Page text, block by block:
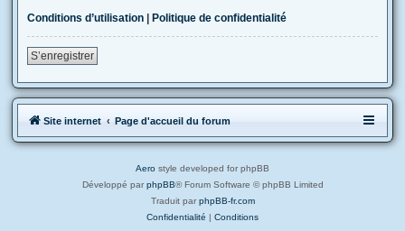
Conditions d’utilisation | Politique de confidentialité
S’enregistrer
Site internet Page d'accueil du forum
Aero style developed for phpBB
Développé par phpBB® Forum Software © phpBB Limited
Traduit par phpBB-fr.com
Confidentialité | Conditions